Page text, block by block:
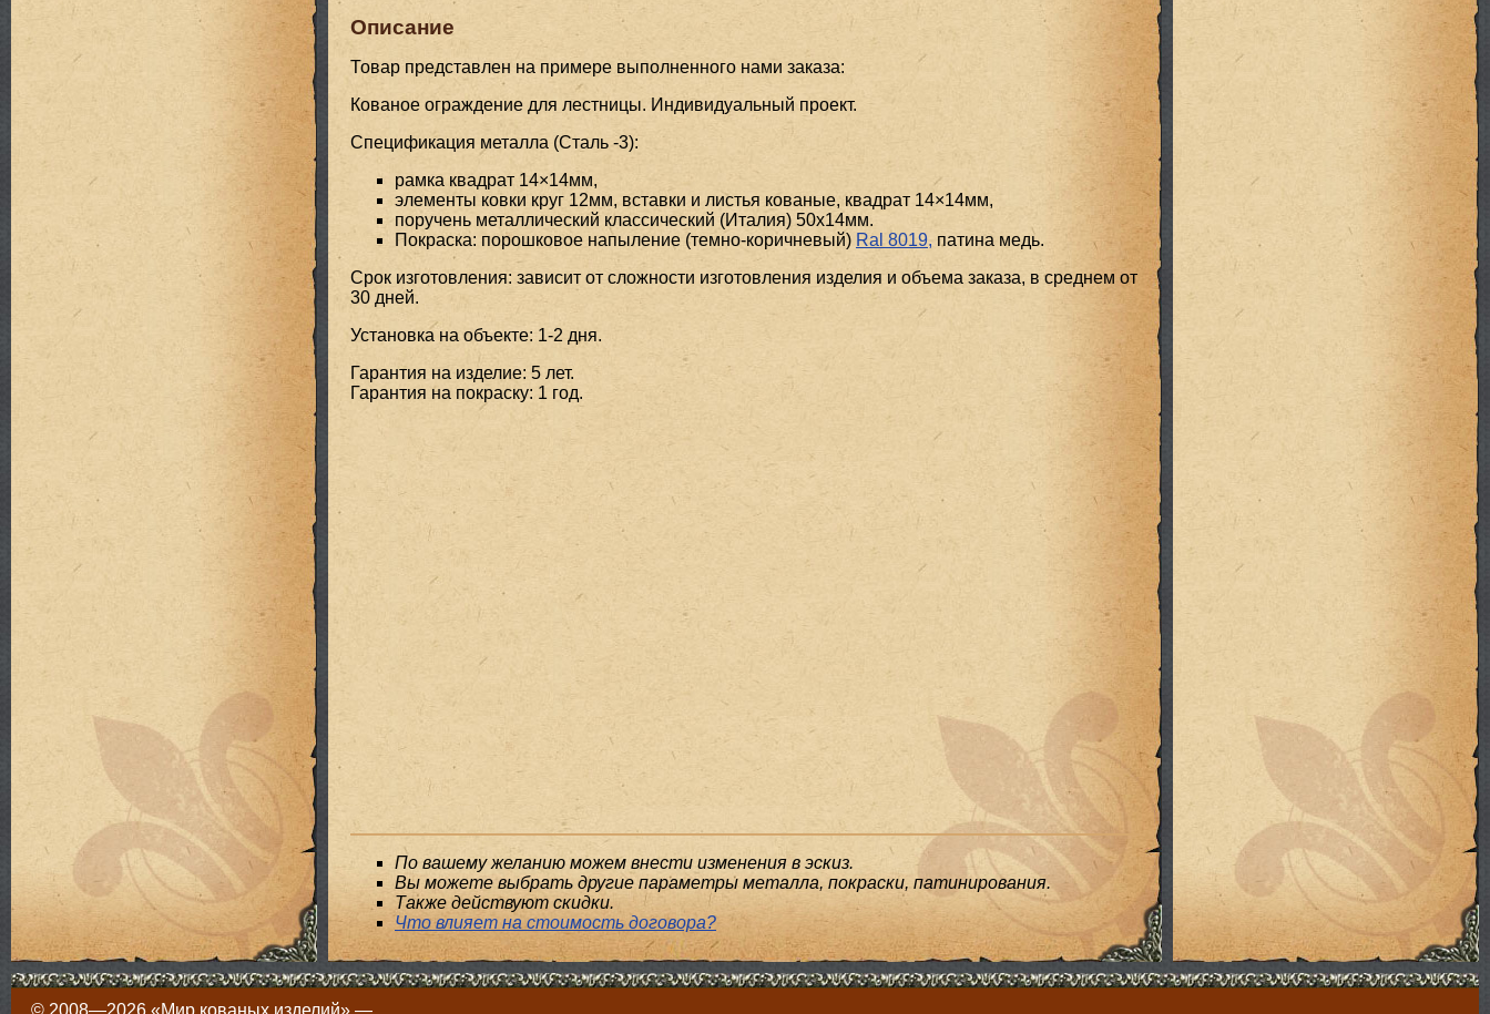
Описание
Товар представлен на примере выполненного нами заказа:
Кованое ограждение для лестницы. Индивидуальный проект.
Спецификация металла (Сталь -3):
рамка квадрат 14×14мм,
элементы ковки круг 12мм, вставки и листья кованые, квадрат 14×14мм,
поручень металлический классический (Италия) 50x14мм.
Покраска: порошковое напыление (темно-коричневый) Ral 8019, патина медь.
Срок изготовления: зависит от сложности изготовления изделия и объема заказа, в среднем от
30 дней.
Установка на объекте: 1-2 дня.
Гарантия на изделие: 5 лет.
Гарантия на покраску: 1 год.
По вашему желанию можем внести изменения в эскиз.
Вы можете выбрать другие параметры металла, покраски, патинирования.
Также действуют скидки.
Что влияет на стоимость договора?
© 2008—2026 «Мир кованых изделий» —